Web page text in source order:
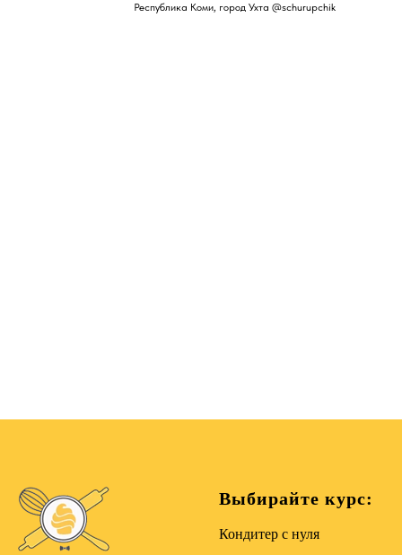
Республика Коми, город Ухта @schurupchik
Выбирайте курс:
Кондитер с нуля